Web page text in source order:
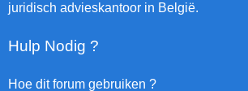
juridisch advieskantoor in België.
Hulp Nodig ?
Hoe dit forum gebruiken ?